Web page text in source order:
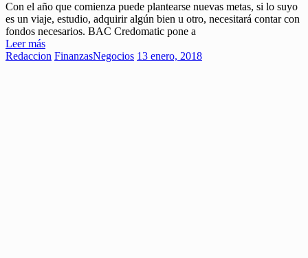
Con el año que comienza puede plantearse nuevas metas, si lo suyo
es un viaje, estudio, adquirir algún bien u otro, necesitará contar con
fondos necesarios. BAC Credomatic pone a
Leer más
Redaccion FinanzasNegocios 13 enero, 2018